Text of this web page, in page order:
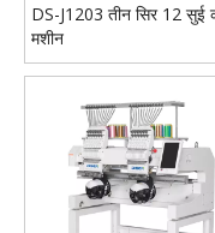
वीडियो
DS-J1203 तीन सिर 12 सुई
मशीन